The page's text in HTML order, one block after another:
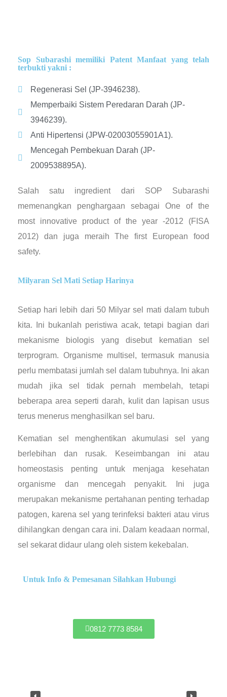
Sop Subarashi memiliki Patent Manfaat yang telah
terbukti yakni :
Regenerasi Sel (JP-3946238).
Memperbaiki Sistem Peredaran Darah (JP-
3946239).
Anti Hipertensi (JPW-02003055901A1).
Mencegah Pembekuan Darah (JP-
2009538895A).
Salah satu ingredient dari SOP Subarashi
memenangkan penghargaan sebagai One of the
most innovative product of the year -2012 (FISA
2012) dan juga meraih The first European food
safety.
Milyaran Sel Mati Setiap Harinya
Setiap hari lebih dari 50 Milyar sel mati dalam tubuh
kita. Ini bukanlah peristiwa acak, tetapi bagian dari
mekanisme biologis yang disebut kematian sel
terprogram. Organisme multisel, termasuk manusia
perlu membatasi jumlah sel dalam tubuhnya. Ini akan
mudah jika sel tidak pernah membelah, tetapi
beberapa area seperti darah, kulit dan lapisan usus
terus menerus menghasilkan sel baru.
Kematian sel menghentikan akumulasi sel yang
berlebihan dan rusak. Keseimbangan ini atau
homeostasis penting untuk menjaga kesehatan
organisme dan mencegah penyakit. Ini juga
merupakan mekanisme pertahanan penting terhadap
patogen, karena sel yang terinfeksi bakteri atau virus
dihilangkan dengan cara ini. Dalam keadaan normal,
sel sekarat didaur ulang oleh sistem kekebalan.
Untuk Info & Pemesanan Silahkan Hubungi
0812 7773 8584